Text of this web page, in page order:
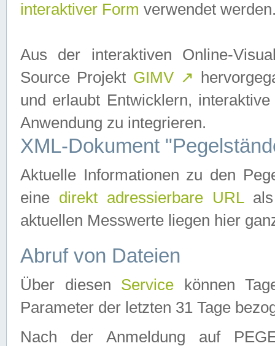
interaktiver Form verwendet
Aus der interaktiven Online-
Source Projekt GIMV ↗
und erlaubt Entwicklern,
Anwendung zu integrieren.
XML-Dokument
Aktuelle Informationen zu den
eine direkt adressierbare URLals
aktuellen Messwerte liegen hier
Abruf von Dateien
Über diesen Service können
Parameter der letzten 31 Tage
Nach der Anmeldung auf